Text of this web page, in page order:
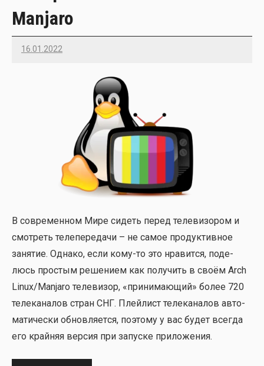
Manjaro
16.01.2022
Imatvey
В совре­мен­ном Мире сидеть перед теле­ви­зо­ром и
смот­реть теле­пе­ре­да­чи – не самое про­дук­тив­ное
заня­тие. Одна­ко, если кому-то это нра­вит­ся, поде­
люсь про­стым реше­ни­ем как полу­чить в сво­ём Arch
Linux/Manjaro теле­ви­зор, «при­ни­ма­ю­щий» более 720
теле­ка­на­лов стран СНГ. Плей­лист теле­ка­на­лов авто­
ма­ти­че­ски обнов­ля­ет­ся, поэто­му у вас будет все­гда
его край­няя вер­сия при запус­ке при­ло­же­ния.